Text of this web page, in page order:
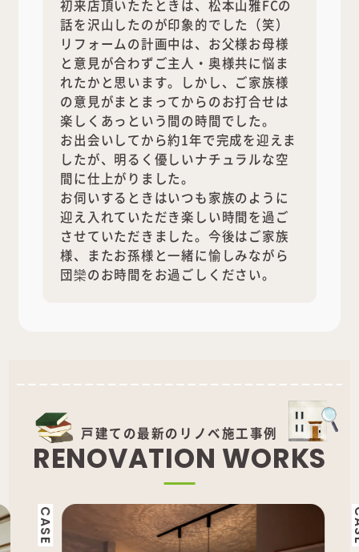
初来店頂いたたときは、松本山雅FCの
話を沢山したのが印象的でした（笑）
リフォームの計画中は、お父様お母様
と意見が合わずご主人・奥様共に悩ま
れたかと思います。しかし、ご家族様
の意見がまとまってからのお打合せは
楽しくあっという間の時間でした。
お出会いしてから約1年で完成を迎えま
したが、明るく優しいナチュラルな空
間に仕上がりました。
お伺いするときはいつも家族のように
迎え入れていただき楽しい時間を過ご
させていただきました。今後はご家族
様、またお孫様と一緒に愉しみながら
団欒のお時間をお過ごしください。
戸建ての最新のリノベ施工事例
RENOVATION WORKS
CASE